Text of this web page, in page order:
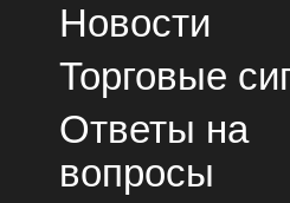
Новости
Торговые
Ответы на
вопросы